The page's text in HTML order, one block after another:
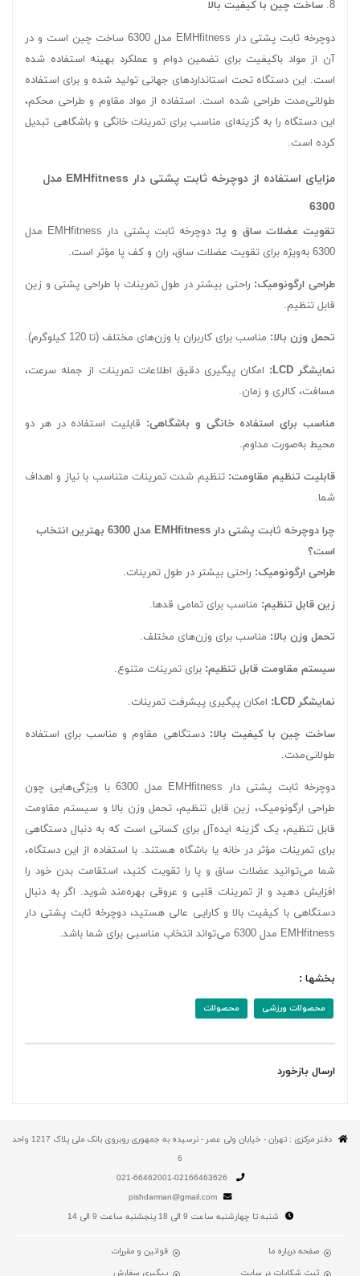
8. ساخت چین با کیفیت بالا
دوچرخه ثابت پشتی دار EMHfitness مدل 6300 ساخت چین است و در
آن از مواد باکیفیت برای تضمین دوام و عملکرد بهینه استفاده شده
است. این دستگاه تحت استانداردهای جهانی تولید شده و برای استفاده
طولانی‌مدت طراحی شده است. استفاده از مواد مقاوم و طراحی محکم،
این دستگاه را به گزینه‌ای مناسب برای تمرینات خانگی و باشگاهی تبدیل
کرده است.
مزایای استفاده از دوچرخه ثابت پشتی دار EMHfitness مدل
6300
تقویت عضلات ساق و پا:
دوچرخه ثابت پشتی دار EMHfitness مدل
6300 به‌ویژه برای تقویت عضلات ساق، ران و کف پا مؤثر است.
طراحی ارگونومیک: راحتی بیشتر در طول تمرینات با طراحی پشتی و زین
قابل تنظیم.
تحمل وزن بالا: مناسب برای کاربران با وزن‌های مختلف (تا 120 کیلوگرم).
نمایشگر LCD:
امکان پیگیری دقیق اطلاعات تمرینات از جمله سرعت،
مسافت، کالری و زمان.
مناسب برای استفاده خانگی و باشگاهی: قابلیت استفاده در هر دو
محیط به‌صورت مداوم.
قابلیت تنظیم مقاومت: تنظیم شدت تمرینات متناسب با نیاز و اهداف
شما.
چرا دوچرخه ثابت پشتی دار EMHfitness مدل 6300 بهترین انتخاب
است؟
طراحی ارگونومیک: راحتی بیشتر در طول تمرینات.
زین قابل تنظیم: مناسب برای تمامی قدها.
تحمل وزن بالا: مناسب برای وزن‌های مختلف.
سیستم مقاومت قابل تنظیم: برای تمرینات متنوع.
نمایشگر LCD: امکان پیگیری پیشرفت تمرینات.
ساخت چین با کیفیت بالا: دستگاهی مقاوم و مناسب برای استفاده
طولانی‌مدت.
دوچرخه ثابت پشتی دار EMHfitness مدل 6300 با ویژگی‌هایی چون
طراحی ارگونومیک، زین قابل تنظیم، تحمل وزن بالا و سیستم مقاومت
قابل تنظیم، یک گزینه ایده‌آل برای کسانی است که به دنبال دستگاهی
برای تمرینات مؤثر در خانه یا باشگاه هستند. با استفاده از این دستگاه،
شما می‌توانید عضلات ساق و پا را تقویت کنید، استقامت بدن خود را
افزایش دهید و از تمرینات قلبی و عروقی بهره‌مند شوید. اگر به دنبال
دستگاهی با کیفیت بالا و کارایی عالی هستید، دوچرخه ثابت پشتی دار
EMHfitness مدل 6300 می‌تواند انتخاب مناسبی برای شما باشد.
بخشها :
محصولات ورزشی محصولات
ارسال بازخورد
دفتر مرکزی : تهران - خیابان ولی عصر - نرسیده به جمهوری روبروی بانک ملی پلاک 1217 واحد
6
pishdarman@gmail.com
شنبه تا چهارشنبه ساعت 9 الی 18 پنجشنبه ساعت 9 الی 14
صفحه درباره ما
قوانین و مقررات
ثبت شکایات در سایت
پیگیری سفارش